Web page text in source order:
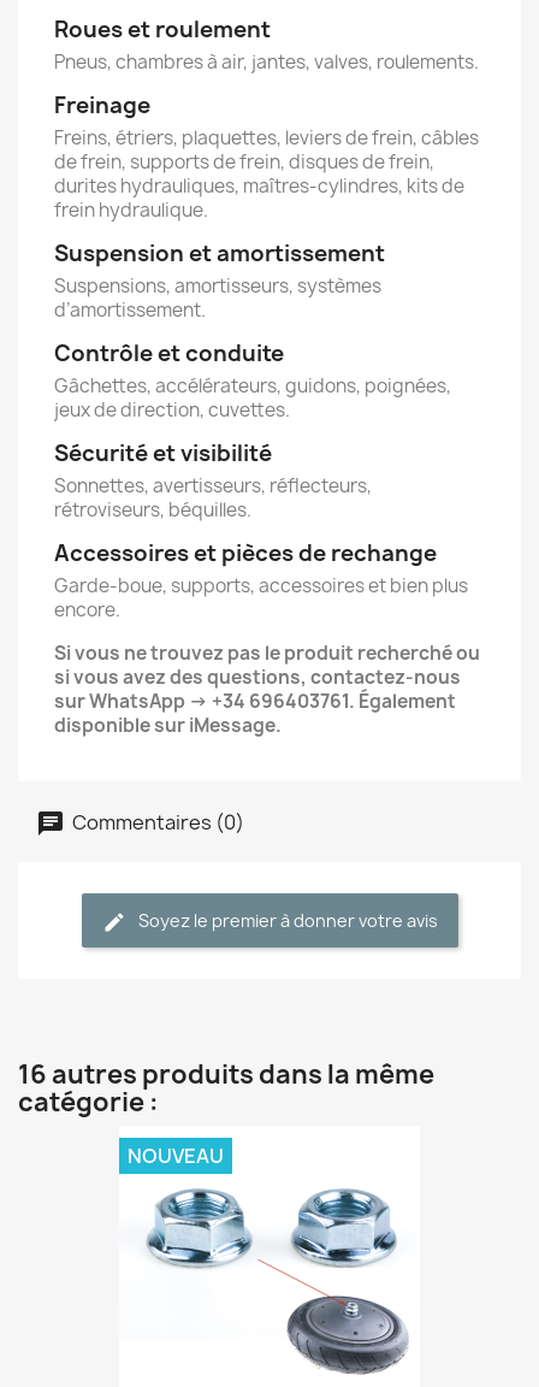
Roues et roulement
Pneus, chambres à air, jantes, valves, roulements.
Freinage
Freins, étriers, plaquettes, leviers de frein, câbles
de frein, supports de frein, disques de frein,
durites hydrauliques, maîtres-cylindres, kits de
frein hydraulique.
Suspension et amortissement
Suspensions, amortisseurs, systèmes
d’amortissement.
Contrôle et conduite
Gâchettes, accélérateurs, guidons, poignées,
jeux de direction, cuvettes.
Sécurité et visibilité
Sonnettes, avertisseurs, réflecteurs,
rétroviseurs, béquilles.
Accessoires et pièces de rechange
Garde-boue, supports, accessoires et bien plus
encore.
Si vous ne trouvez pas le produit recherché ou
si vous avez des questions, contactez-nous
sur WhatsApp → +34 696403761. Également
disponible sur iMessage.
Commentaires (0)
Soyez le premier à donner votre avis
16 autres produits dans la même
catégorie :
NOUVEAU